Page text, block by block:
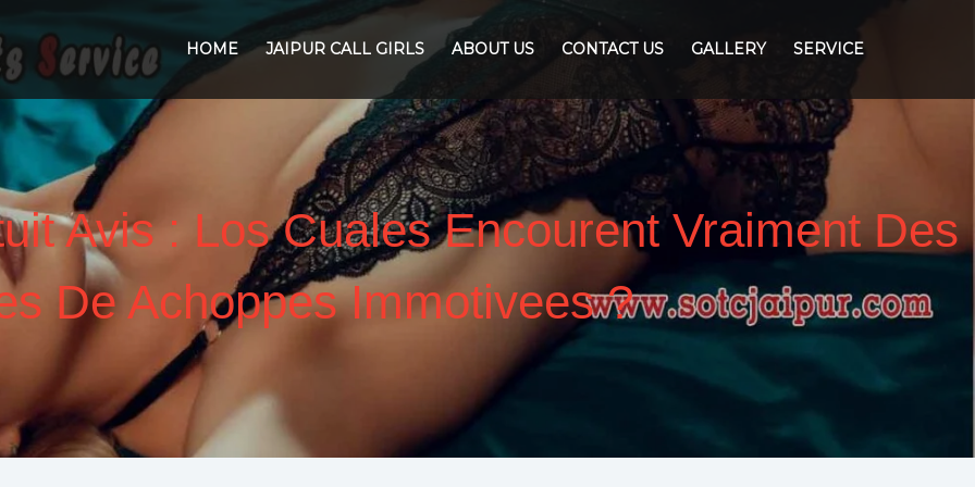
HOME JAIPUR CALL GIRLS ABOUT US CONTACT US GALLERY SERVICE
Avis : Los Cuales Encourent Vraiment Des
De Achoppes Immotivees ?